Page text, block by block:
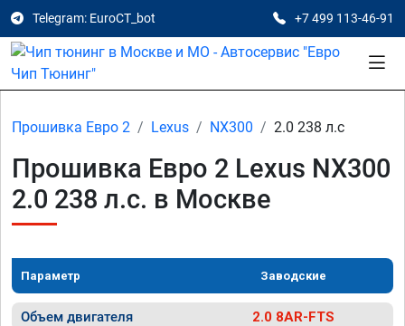
Telegram: EuroCT_bot +7 499 113-46-91
Прошивка Евро 2 Lexus NX300 2.0 238 л.с
Прошивка Евро 2 Lexus NX300
2.0 238 л.с. в Москве
Параметр Заводские
Объем двигателя 2.0 8AR-FTS